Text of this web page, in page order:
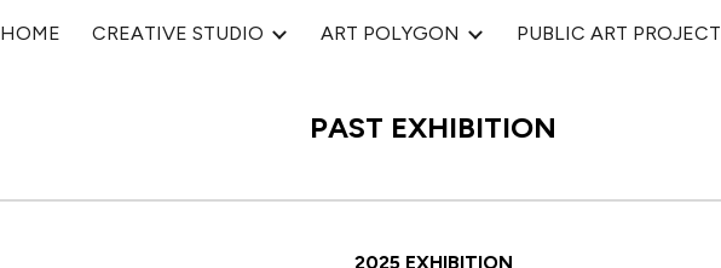
Skip to main content Skip to navigation
HOME CREATIVE STUDIO ART POLYGON PUBLIC ART PROJECT
PAST EXHIBITION
2025EXHIBITION